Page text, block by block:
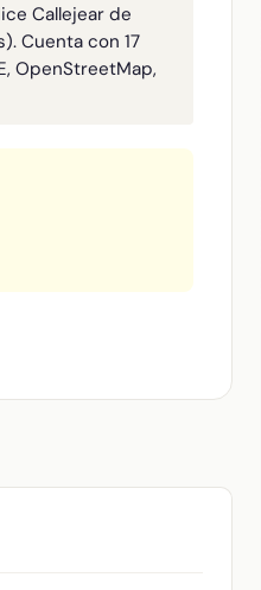
Callejear de
Cuenta con 17
OpenStreetMap,